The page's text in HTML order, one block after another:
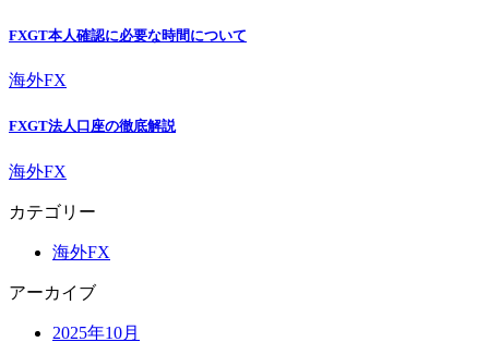
FXGT本人確認に必要な時間について
海外FX
FXGT法人口座の徹底解説
海外FX
カテゴリー
海外FX
アーカイブ
2025年10月